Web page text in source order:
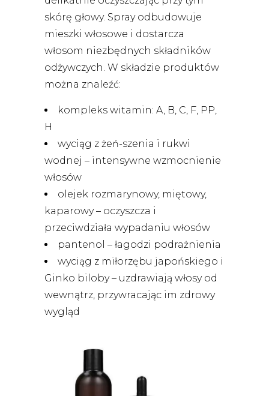
skórę głowy. Spray odbudowuje
mieszki włosowe i dostarcza
włosom niezbędnych składników
odżywczych. W składzie produktów
można znaleźć:
kompleks witamin: A, B, C, F, PP,
H
wyciąg z żeń-szenia i rukwi
wodnej – intensywne wzmocnienie
włosów
olejek rozmarynowy, miętowy,
kaparowy – oczyszcza i
przeciwdziała wypadaniu włosów
pantenol – łagodzi podrażnienia
wyciąg z miłorzębu japońskiego i
Ginko biloby – uzdrawiają włosy od
wewnątrz, przywracając im zdrowy
wygląd